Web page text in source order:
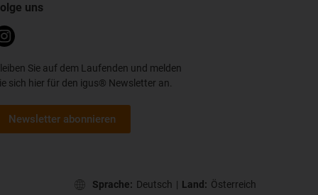
uns
Sie auf dem Laufenden und melden
sich hier für den igus® Newsletter an.
Newsletter abonnieren
Sprache: Deutsch | Land: Österreich